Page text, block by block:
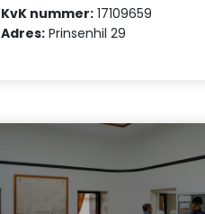
KvK nummer: 17109659
Adres: Prinsenhil 29